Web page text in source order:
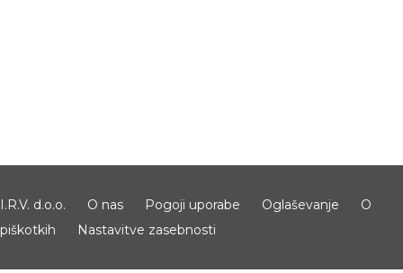
I.R.V. d.o.o. O nas Pogoji uporabe Oglaševanje
O
piškotkih
Nastavitve zasebnosti